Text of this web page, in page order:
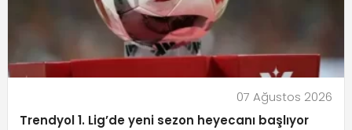
07 Ağustos 2026
Trendyol 1. Lig’de yeni sezon heyecanı başlıyor